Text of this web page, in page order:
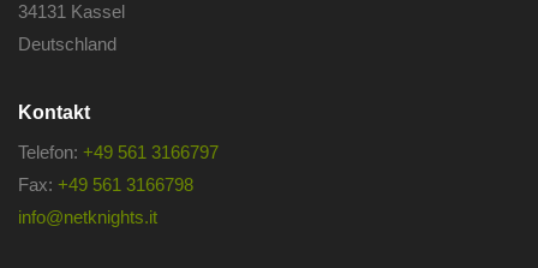
34131 Kassel
Deutschland
Kontakt
Telefon: +49 561 3166797
Fax: +49 561 3166798
info@netknights.it